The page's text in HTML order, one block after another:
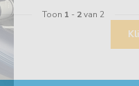
Toon 1 - 2van 2